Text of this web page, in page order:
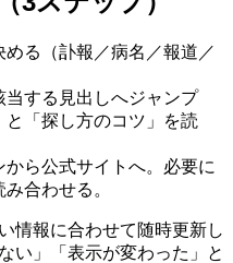
る（訃報／病名／報道／
当する見出しへジャンプ
と「探し方のコツ」を読
ら公式サイトへ。必要に
合わせる。
情報に合わせて随時更新し
い」「表示が変わった」と